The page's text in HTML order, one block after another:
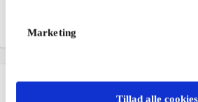
Marketing
Tillad alle cookies
50 kr.